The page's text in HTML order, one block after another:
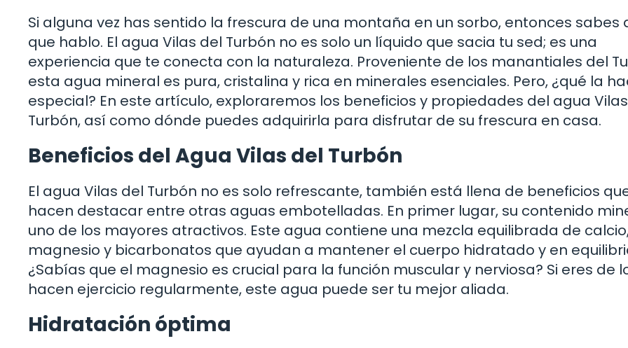
Si alguna vez has sentido la frescura de una montaña en un sorbo, entonces sabes
que hablo. El agua Vilas del Turbón no es solo un líquido que sacia tu sed; es una
experiencia que te conecta con la naturaleza. Proveniente de los manantiales del
esta agua mineral es pura, cristalina y rica en minerales esenciales. Pero, ¿qué la
especial? En este artículo, exploraremos los beneficios y propiedades del agua
Turbón, así como dónde puedes adquirirla para disfrutar de su frescura en casa.
Beneficios del Agua Vilas del Turbón
El agua Vilas del Turbón no es solo refrescante, también está llena de beneficios
hacen destacar entre otras aguas embotelladas. En primer lugar, su contenido
uno de los mayores atractivos. Este agua contiene una mezcla equilibrada de
magnesio y bicarbonatos que ayudan a mantener el cuerpo hidratado y en
¿Sabías que el magnesio es crucial para la función muscular y nerviosa? Si eres de
hacen ejercicio regularmente, este agua puede ser tu mejor aliada.
Hidratación óptima